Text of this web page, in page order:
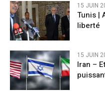
15 JUIN
Tunis |
liberté
15 JUIN
Iran –